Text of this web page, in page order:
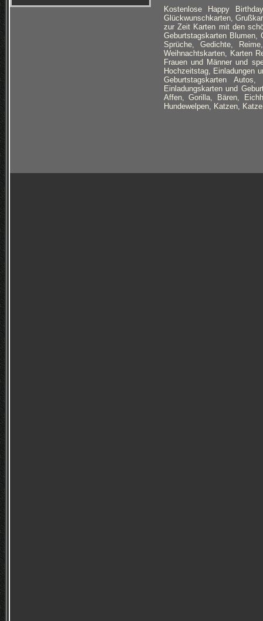
Kostenlose Happy
Glückwunschkarten,
zur Zeit Karten mit den
Geburtstagskarten Blumen,
Sprüche, Gedichte,
Weihnachtskarten, Karten
Frauen und Männer und
Hochzeitstag, Einladungen
Geburtstagskarten
Einladungskarten und
Affen, Gorilla, Bären,
Hundewelpen, Katzen,